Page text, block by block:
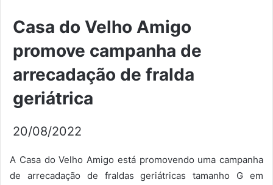
Casa do Velho Amigo
promove campanha de
arrecadação de fralda
geriátrica
20/08/2022
A Casa do Velho Amigo está promovendo uma campanha
de arrecadação de fraldas geriátricas tamanho G em